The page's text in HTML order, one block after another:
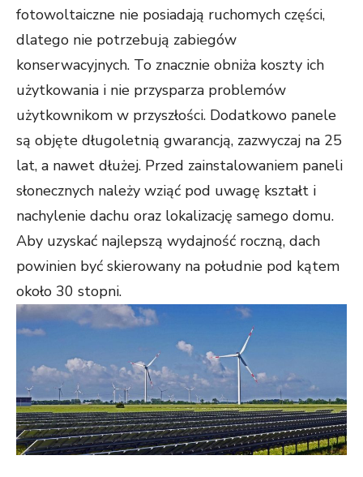
fotowoltaiczne nie posiadają ruchomych części,
dlatego nie potrzebują zabiegów
konserwacyjnych. To znacznie obniża koszty ich
użytkowania i nie przysparza problemów
użytkownikom w przyszłości. Dodatkowo panele
są objęte długoletnią gwarancją, zazwyczaj na 25
lat, a nawet dłużej. Przed zainstalowaniem paneli
słonecznych należy wziąć pod uwagę kształt i
nachylenie dachu oraz lokalizację samego domu.
Aby uzyskać najlepszą wydajność roczną, dach
powinien być skierowany na południe pod kątem
około 30 stopni.